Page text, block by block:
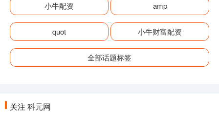
小牛配资 amp
quot 小牛财富配资
全部话题标签
关注 科元网